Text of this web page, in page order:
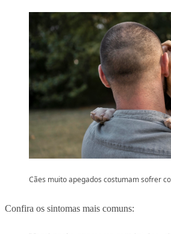
Cães muito apegados costumam sofrer
Confira os sintomas mais comuns: